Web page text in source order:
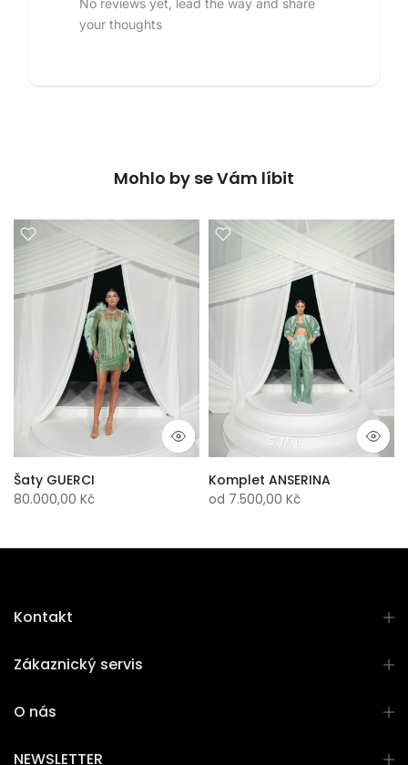
No reviews yet, lead the way and share
your thoughts
Mohlo by se Vám líbit
Šaty GUERCI
80.000,00 Kč
S M L
Komplet ANSERINA
od 7.500,00 Kč
Kontakt
Zákaznický servis
O nás
NEWSLETTER